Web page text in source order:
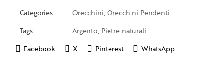
Categories
Orecchini, Orecchini Pendenti
Tags
Argento, Pietre naturali
Facebook
X Pinterest WhatsApp